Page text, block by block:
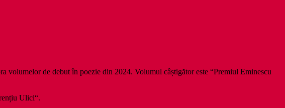
volumelor de debut în poezie din 2024. Volumul câștigător este “Premiul Eminescu
Ulici“.